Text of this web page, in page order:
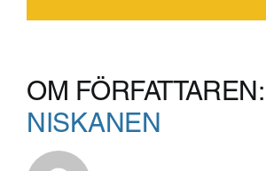
OM FÖRFATTAREN:
NISKANEN